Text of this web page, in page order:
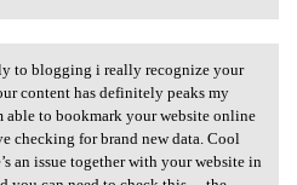
to blogging i
to blogging i really recognize your
content has definitely peaks my
able to bookmark your website online
checking for brand new data. Cool
an issue together with your website in